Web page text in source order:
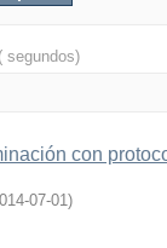
( segundos)
con
07-01)